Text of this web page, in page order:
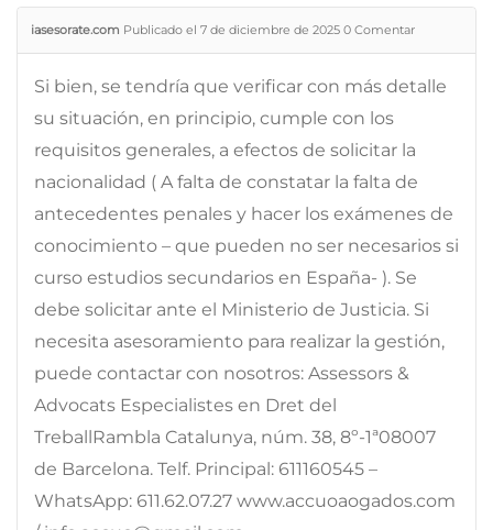
iasesorate.com Publicado el 7 de diciembre de 2025 0 Comentar
Si bien, se tendría que verificar con más detalle
su situación, en principio, cumple con los
requisitos generales, a efectos de solicitar la
nacionalidad ( A falta de constatar la falta de
antecedentes penales y hacer los exámenes de
conocimiento – que pueden no ser necesarios si
curso estudios secundarios en España- ). Se
debe solicitar ante el Ministerio de Justicia. Si
necesita asesoramiento para realizar la gestión,
puede contactar con nosotros: Assessors &
Advocats Especialistes en Dret del
TreballRambla Catalunya, núm. 38, 8º-1ª08007
de Barcelona. Telf. Principal: 611160545 –
WhatsApp: 611.62.07.27 www.accuoaogados.com